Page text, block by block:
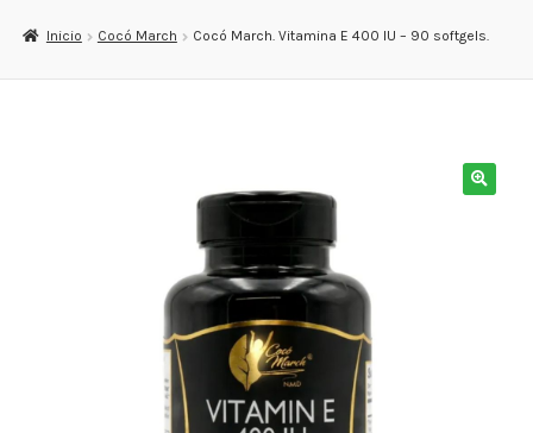
Carrito
Términos y Condiciones
Inicio Cocó March Cocó March. Vitamina E 400 IU – 90 softgels.